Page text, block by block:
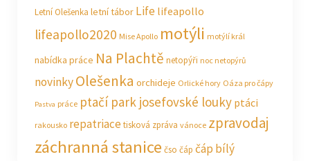
Letní Olešenka letní tábor Life lifeapollo
lifeapollo2020 Mise Apollo motýli motýlí král
nabídka práce Na Plachtě netopýři noc netopýrů
novinkyOlešenka orchideje Orlické hory Oáza pro čápy
Pastva práce ptačí park josefovské louky ptáci
rakousko repatriacetisková zpráva vánoce zpravodaj
záchranná stanice čso čáp čáp bílý